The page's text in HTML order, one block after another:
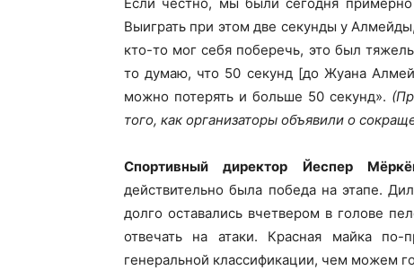
Выиграть при этом две секунды у
кто-то мог себя поберечь, это был
то думаю, что 50 секунд [до Жуана
можно потерять и больше 50 секунд».
того, как организаторы объявили о
Спортивный директор Йеспер
действительно была победа на этапе.
долго оставались вчетвером в голове
отвечать на атаки. Красная майка
генеральной классификации, чем можем